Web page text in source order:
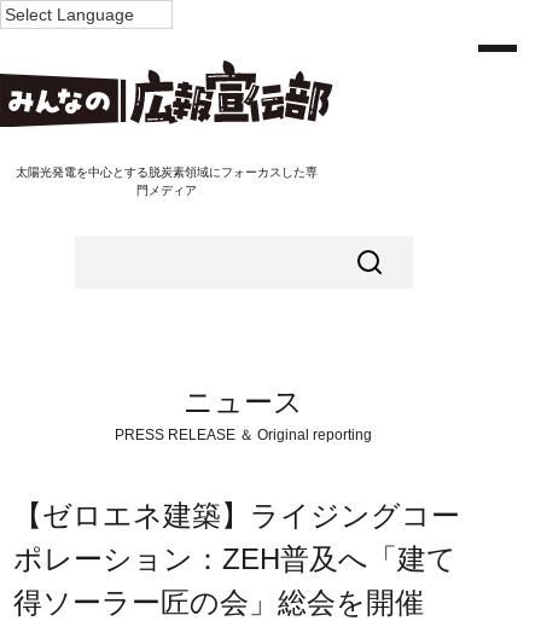
太陽光発電を中心とする脱炭素領域にフォーカスした専
門メディア
ニュース
PRESS RELEASE ＆ Original reporting
【ゼロエネ建築】ライジングコー
ポレーション：ZEH普及へ「建て
得ソーラー匠の会」総会を開催